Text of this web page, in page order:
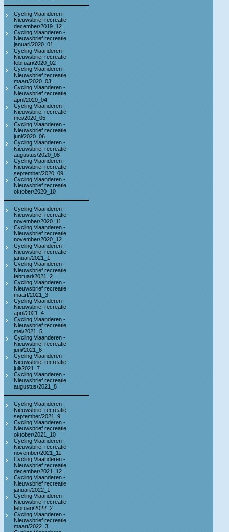
Cycling Vlaanderen -
Nieuwsbrief recreatie
december/2019_12
Cycling Vlaanderen -
Nieuwsbrief recreatie
januari/2020_01
Cycling Vlaanderen -
Nieuwsbrief recreatie
februari/2020_02
Cycling Vlaanderen -
Nieuwsbrief recreatie
maart/2020_03
Cycling Vlaanderen -
Nieuwsbrief recreatie
april/2020_04
Cycling Vlaanderen -
Nieuwsbrief recreatie
mei/2020_05
Cycling Vlaanderen -
Nieuwsbrief recreatie
juni/2020_06
Cycling Vlaanderen -
Nieuwsbrief recreatie
augustus/2020_08
Cycling Vlaanderen -
Nieuwsbrief recreatie
september/2020_09
Cycling Vlaanderen -
Nieuwsbrief recreatie
oktober/2020_10
Cycling Vlaanderen -
Nieuwsbrief recreatie
november/2020_11
Cycling Vlaanderen -
Nieuwsbrief recreatie
november/2020_12
Cycling Vlaanderen -
Nieuwsbrief recreatie
januari/2021_1
Cycling Vlaanderen -
Nieuwsbrief recreatie
februari/2021_2
Cycling Vlaanderen -
Nieuwsbrief recreatie
maart/2021_3
Cycling Vlaanderen -
Nieuwsbrief recreatie
april/2021_4
Cycling Vlaanderen -
Nieuwsbrief recreatie
mei/2021_5
Cycling Vlaanderen -
Nieuwsbrief recreatie
juni/2021_6
Cycling Vlaanderen -
Nieuwsbrief recreatie
juli/2021_7
Cycling Vlaanderen -
Nieuwsbrief recreatie
augustus/2021_8
Cycling Vlaanderen -
Nieuwsbrief recreatie
september/2021_9
Cycling Vlaanderen -
Nieuwsbrief recreatie
oktober/2021_10
Cycling Vlaanderen -
Nieuwsbrief recreatie
november/2021_11
Cycling Vlaanderen -
Nieuwsbrief recreatie
december/2021_12
Cycling Vlaanderen -
Nieuwsbrief recreatie
januari/2022_1
Cycling Vlaanderen -
Nieuwsbrief recreatie
februari/2022_2
Cycling Vlaanderen -
Nieuwsbrief recreatie
maart/2022_3